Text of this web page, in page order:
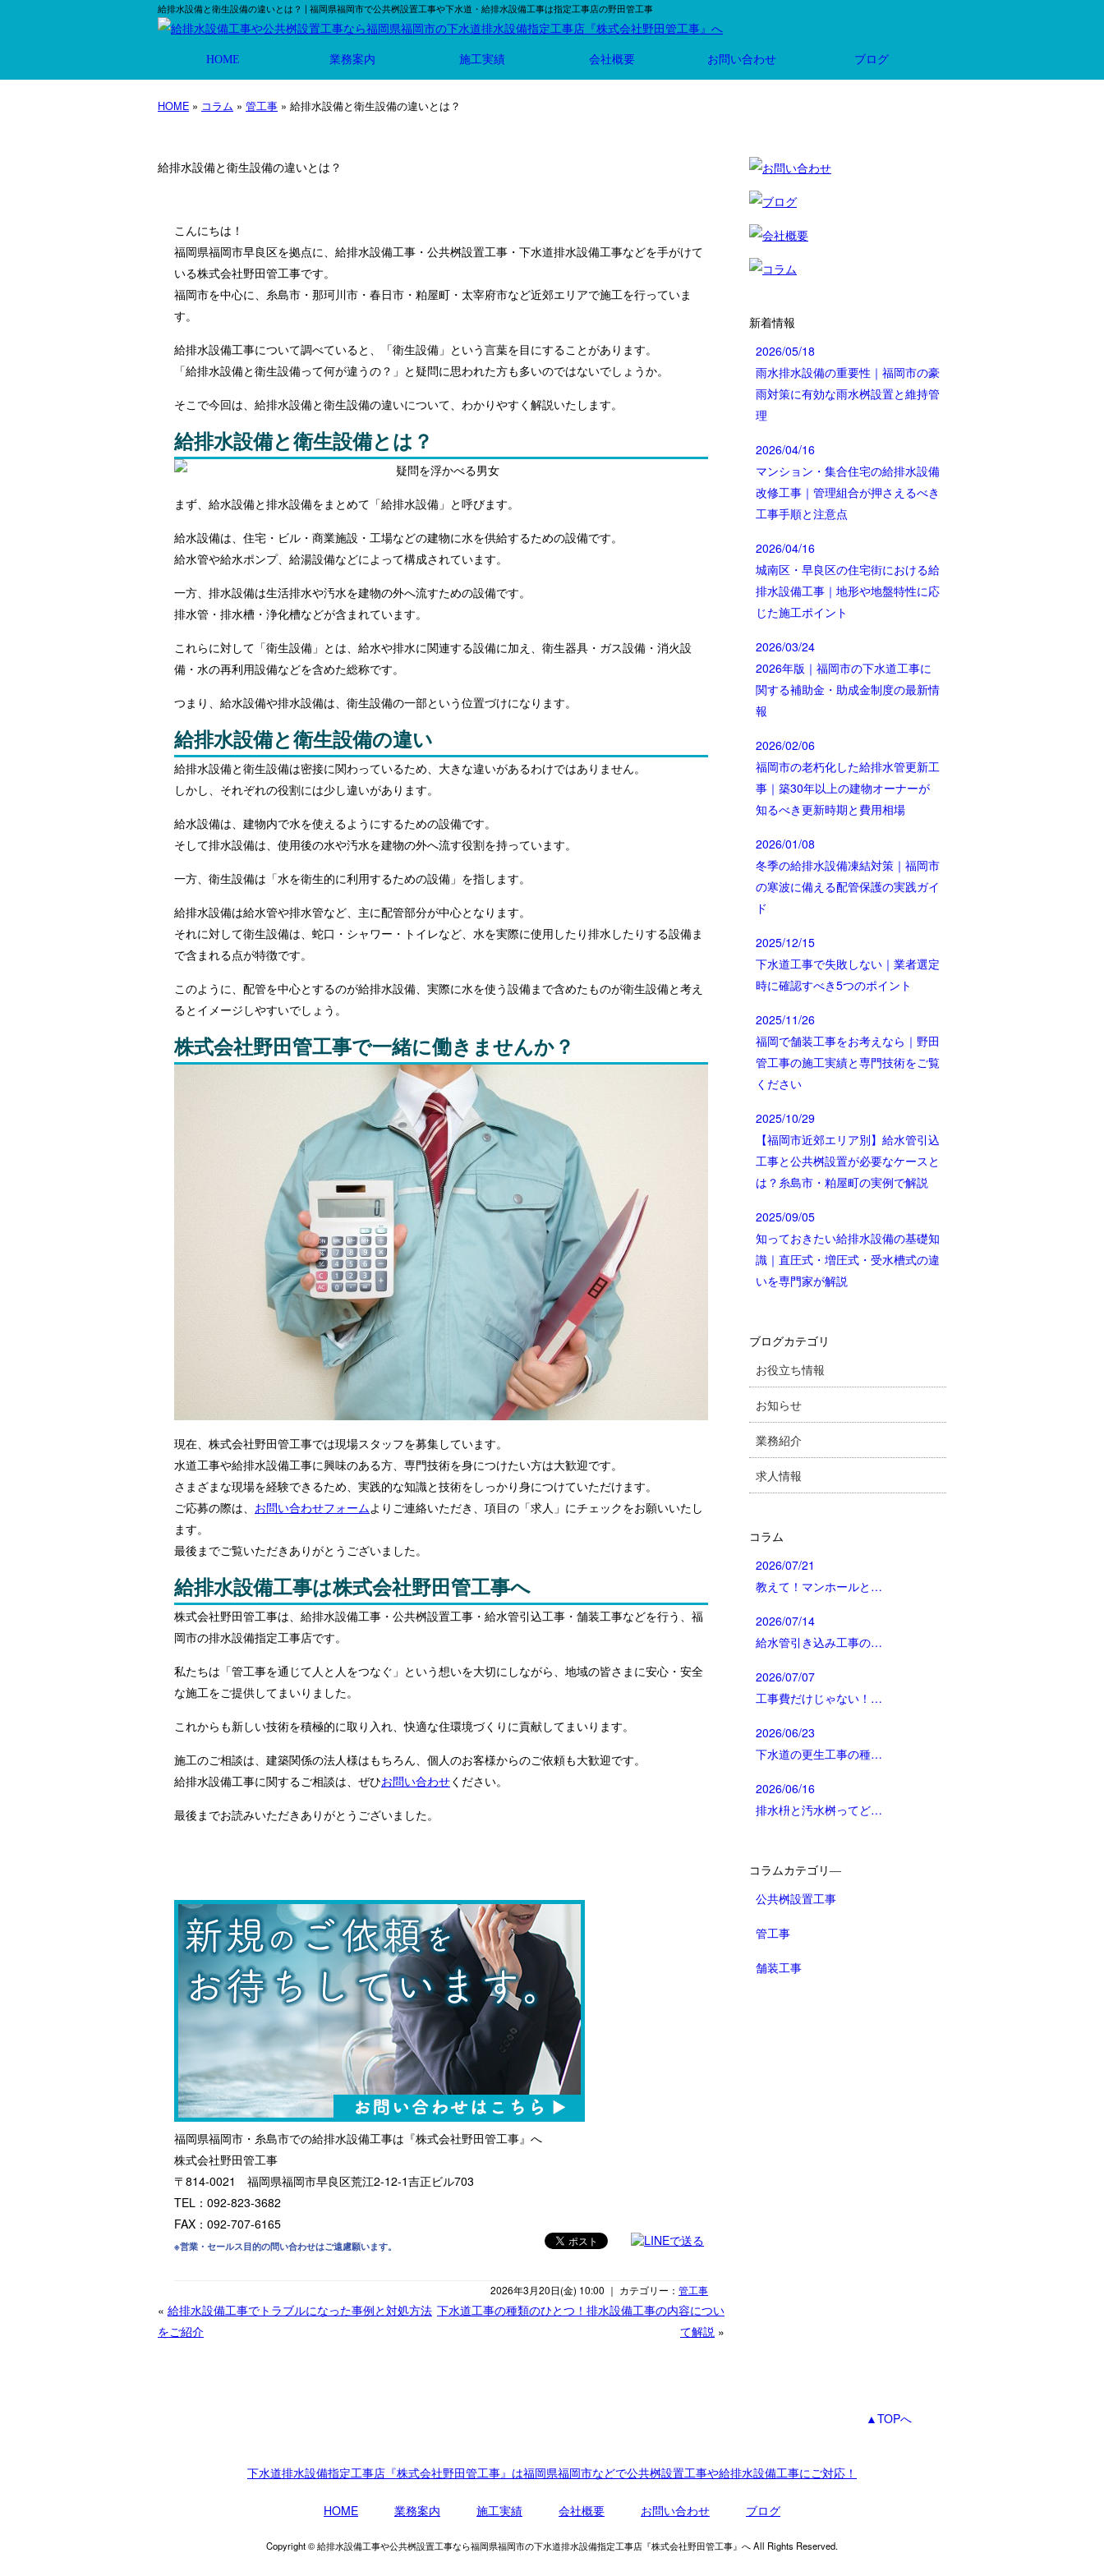
給排水設備と衛生設備の違いとは？ | 福岡県福岡市で公共桝設置工事や下水道・給排水設備工事は指定工事店の野田管工事
HOME 業務案内 施工実績 会社概要 お問い合わせ ブログ
HOME » コラム » 管工事 » 給排水設備と衛生設備の違いとは？
給排水設備と衛生設備の違いとは？
こんにちは！
福岡県福岡市早良区を拠点に、給排水設備工事・公共桝設置工事・下水道排水設備工事などを手がけて
いる株式会社野田管工事です。
福岡市を中心に、糸島市・那珂川市・春日市・粕屋町・太宰府市など近郊エリアで施工を行っていま
す。
給排水設備工事について調べていると、「衛生設備」という言葉を目にすることがあります。
「給排水設備と衛生設備って何が違うの？」と疑問に思われた方も多いのではないでしょうか。
そこで今回は、給排水設備と衛生設備の違いについて、わかりやすく解説いたします。
給排水設備と衛生設備とは？
まず、給水設備と排水設備をまとめて「給排水設備」と呼びます。
給水設備は、住宅・ビル・商業施設・工場などの建物に水を供給するための設備です。
給水管や給水ポンプ、給湯設備などによって構成されています。
一方、排水設備は生活排水や汚水を建物の外へ流すための設備です。
排水管・排水槽・浄化槽などが含まれています。
これらに対して「衛生設備」とは、給水や排水に関連する設備に加え、衛生器具・ガス設備・消火設
備・水の再利用設備などを含めた総称です。
つまり、給水設備や排水設備は、衛生設備の一部という位置づけになります。
給排水設備と衛生設備の違い
給排水設備と衛生設備は密接に関わっているため、大きな違いがあるわけではありません。
しかし、それぞれの役割には少し違いがあります。
給水設備は、建物内で水を使えるようにするための設備です。
そして排水設備は、使用後の水や汚水を建物の外へ流す役割を持っています。
一方、衛生設備は「水を衛生的に利用するための設備」を指します。
給排水設備は給水管や排水管など、主に配管部分が中心となります。
それに対して衛生設備は、蛇口・シャワー・トイレなど、水を実際に使用したり排水したりする設備ま
で含まれる点が特徴です。
このように、配管を中心とするのが給排水設備、実際に水を使う設備まで含めたものが衛生設備と考え
るとイメージしやすいでしょう。
株式会社野田管工事で一緒に働きませんか？
現在、株式会社野田管工事では現場スタッフを募集しています。
水道工事や給排水設備工事に興味のある方、専門技術を身につけたい方は大歓迎です。
さまざまな現場を経験できるため、実践的な知識と技術をしっかり身につけていただけます。
ご応募の際は、 お問い合わせフォームよりご連絡いただき、項目の「求人」にチェックをお願いいたし
ます。
最後までご覧いただきありがとうございました。
給排水設備工事は株式会社野田管工事へ
株式会社野田管工事は、給排水設備工事・公共桝設置工事・給水管引込工事・舗装工事などを行う、福
岡市の排水設備指定工事店です。
私たちは「管工事を通じて人と人をつなぐ」という想いを大切にしながら、地域の皆さまに安心・安全
な施工をご提供してまいりました。
これからも新しい技術を積極的に取り入れ、快適な住環境づくりに貢献してまいります。
施工のご相談は、建築関係の法人様はもちろん、個人のお客様からのご依頼も大歓迎です。
給排水設備工事に関するご相談は、ぜひお問い合わせください。
最後までお読みいただきありがとうございました。
福岡県福岡市・糸島市での給排水設備工事は『株式会社野田管工事』へ
株式会社野田管工事
〒814-0021 福岡県福岡市早良区荒江2-12-1吉正ビル703
TEL：092-823-3682
FAX：092-707-6165
※営業・セールス目的の問い合わせはご遠慮願います。
2026年3月20日(金) 10:00 ｜ カテゴリー： 管工事
« 給排水設備工事でトラブルになった事例と対処方法
をご紹介
下水道工事の種類のひとつ！排水設備工事の内容につい
て解説 »
新着情報
2026/05/18
雨水排水設備の重要性｜福岡市の豪
雨対策に有効な雨水桝設置と維持管
理
2026/04/16
マンション・集合住宅の給排水設備
改修工事｜管理組合が押さえるべき
工事手順と注意点
2026/04/16
城南区・早良区の住宅街における給
排水設備工事｜地形や地盤特性に応
じた施工ポイント
2026/03/24
2026年版｜福岡市の下水道工事に
関する補助金・助成金制度の最新情
報
2026/02/06
福岡市の老朽化した給排水管更新工
事｜築30年以上の建物オーナーが
知るべき更新時期と費用相場
2026/01/08
冬季の給排水設備凍結対策｜福岡市
の寒波に備える配管保護の実践ガイ
ド
2025/12/15
下水道工事で失敗しない｜業者選定
時に確認すべき5つのポイント
2025/11/26
福岡で舗装工事をお考えなら｜野田
管工事の施工実績と専門技術をご覧
ください
2025/10/29
【福岡市近郊エリア別】給水管引込
工事と公共桝設置が必要なケースと
は？糸島市・粕屋町の実例で解説
2025/09/05
知っておきたい給排水設備の基礎知
識｜直圧式・増圧式・受水槽式の違
いを専門家が解説
ブログカテゴリ
お役立ち情報
お知らせ
業務紹介
求人情報
コラム
2026/07/21
教えて！マンホールと…
2026/07/14
給水管引き込み工事の…
2026/07/07
工事費だけじゃない！…
2026/06/23
下水道の更生工事の種…
2026/06/16
排水枡と汚水桝ってど…
コラムカテゴリ―
公共桝設置工事
管工事
舗装工事
▲TOPへ
下水道排水設備指定工事店『株式会社野田管工事』は福岡県福岡市などで公共桝設置工事や給排水設備工事にご対応！
HOME 業務案内 施工実績 会社概要 お問い合わせ ブログ
Copyright © 給排水設備工事や公共桝設置工事なら福岡県福岡市の下水道排水設備指定工事店『株式会社野田管工事』へ All Rights Reserved.